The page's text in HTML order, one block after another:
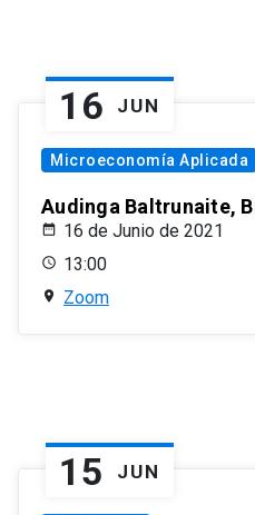
16 JUN
Microeconomía Aplicada
Audinga Baltrunaite,
16 de Junio de 2021
13:00
Zoom
15 JUN